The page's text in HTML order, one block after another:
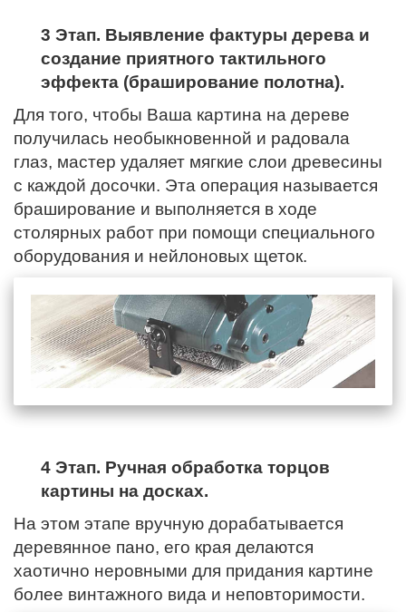
3 Этап. Выявление фактуры дерева и
создание приятного тактильного
эффекта (браширование полотна).
Для того, чтобы Ваша картина на дереве
получилась необыкновенной и радовала
глаз, мастер удаляет мягкие слои древесины
с каждой досочки. Эта операция называется
браширование и выполняется в ходе
столярных работ при помощи специального
оборудования и нейлоновых щеток.
4 Этап. Ручная обработка торцов
картины на досках.
На этом этапе вручную дорабатывается
деревянное пано, его края делаются
хаотично неровными для придания картине
более винтажного вида и неповторимости.